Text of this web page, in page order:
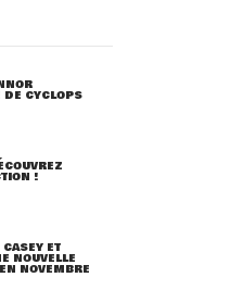
DE CYCLOPS
!
ET
NOUVELLE
NOVEMBRE